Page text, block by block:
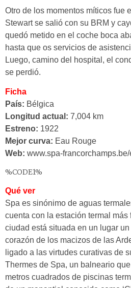
Otro de los momentos míticos fue
Stewart se salió con su BRM y
quedó metido en el coche boca
hasta que os servicios de
Luego, camino del hospital, el
se perdió.
Ficha
País: Bélgica
Longitud actual: 7,004 km
Estreno: 1922
Mejor curva: Eau Rouge
Web: www.spa-francorchamps.be/
%CODE1%
Qué ver
Spa es sinónimo de aguas
cuenta con la estación termal más
ciudad está situada en un lugar
corazón de los macizos de las
ligado a las virtudes curativas de
Thermes de Spa, un balneario
metros cuadrados de piscinas